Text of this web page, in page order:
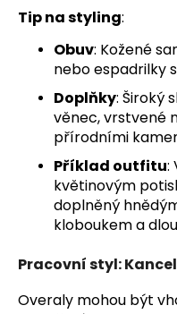
Tip na styling:
Obuv: Kožené
nebo espadrilky
Doplňky: Široký
věnec, vrstvené
přírodními
Příklad outfitu:
květinovým
doplněný
kloboukem a
Pracovní styl:
Overaly mohou být